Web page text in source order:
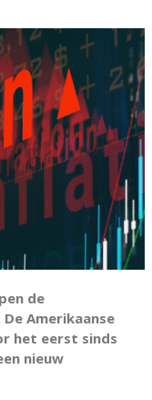
de
Amerikaanse
het eerst sinds
nieuw